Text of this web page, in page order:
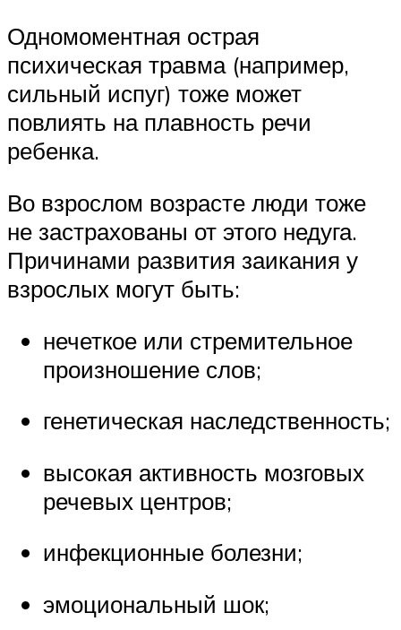
Одномоментная острая
психическая травма (например,
сильный испуг) тоже может
повлиять на плавность речи
ребенка.
Во взрослом возрасте люди тоже
не застрахованы от этого недуга.
Причинами развития заикания у
взрослых могут быть:
нечеткое или стремительное
произношение слов;
генетическая наследственность;
высокая активность мозговых
речевых центров;
инфекционные болезни;
эмоциональный шок;